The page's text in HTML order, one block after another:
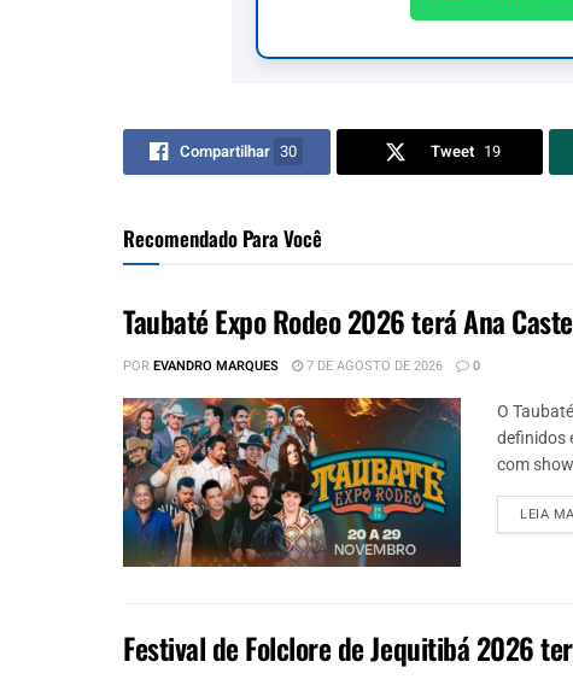
Compartilhar 30 Tweet 19
Recomendado Para Você
Taubaté Expo Rodeo 2026 terá Ana
POREVANDRO MARQUES 7 DE AGOSTO DE 2026 0
O
definidos
com
LEIA
Festival de Folclore de Jequitibá 2026